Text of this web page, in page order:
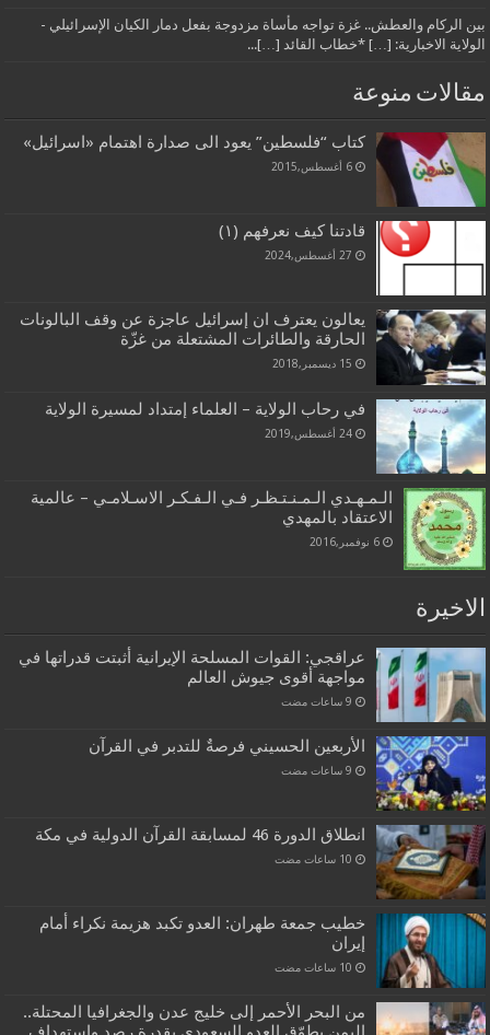
بين الركام والعطش.. غزة تواجه مأساة مزدوجة بفعل دمار الكيان الإسرائيلي -
الولاية الاخبارية: […] *خطاب القائد […]...
مقالات منوعة
كتاب “فلسطين” يعود الى صدارة اهتمام «اسرائيل»
6 أغسطس,2015
قادتنا كيف نعرفهم (١)
27 أغسطس,2024
يعالون يعترف ان إسرائيل عاجزة عن وقف البالونات
الحارقة والطائرات المشتعلة من غزّة
15 ديسمبر,2018
في رحاب الولاية – العلماء إمتداد لمسيرة الولاية
24 أغسطس,2019
الـمـهـدي الـمـنـتـظـر فـي الـفـكـر الاسـلامـي – عالمية
الاعتقاد بالمهدي
6 نوفمبر,2016
الاخيرة
عراقجي: القوات المسلحة الإيرانية أثبتت قدراتها في
مواجهة أقوى جيوش العالم
الأربعين الحسيني فرصةٌ للتدبر في القرآن
انطلاق الدورة 46 لمسابقة القرآن الدولية في مكة
خطيب جمعة طهران: العدو تكبد هزيمة نكراء أمام
إيران
من البحر الأحمر إلى خليج عدن والجغرافيا المحتلة..